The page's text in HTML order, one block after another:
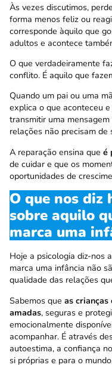
Às vezes discutimos,
forma menos feliz ou
corresponde àquilo que
adultos e acontece
O que verdadeiramente
conflito. É aquilo que
Quando um pai ou uma
explica o que aconteceu
transmitir uma
relações não precisam
A reparação ensina que é
de cuidar e que os
oportunidades de
O que nos diz
sobre aquilo
marca uma
Hoje a psicologia diz-nos
marca uma infância não
qualidade das relações
Sabemos que as
amadas, seguras e
emocionalmente
acompanhar. É através
autoestima, a confiança
si próprias e para o